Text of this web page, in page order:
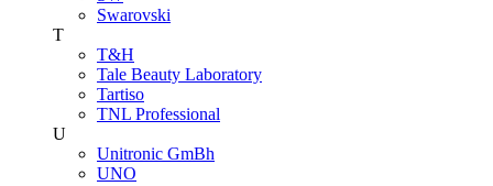
Swarovski
T
T&H
Tale Beauty Laboratory
Tartiso
TNL Professional
U
Unitroniс GmBh
UNO